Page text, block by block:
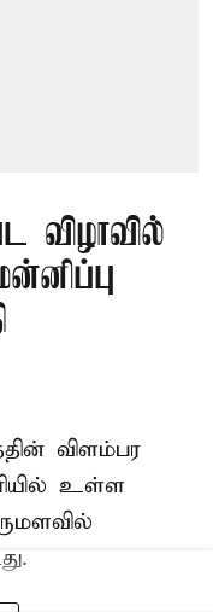
விழாவில்
விளம்பர
உள்ள